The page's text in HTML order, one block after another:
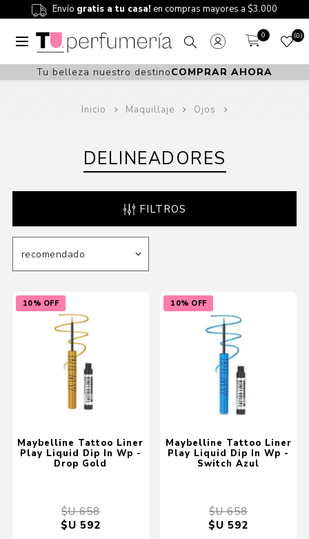
Envío gratis a tu casa! en compras mayores a $3.000
0 0
Tu belleza nuestro destinoCOMPRAR AHORA
Inicio Maquillaje Ojos
DELINEADORES
FILTROS
10% OFF
Maybelline Tattoo Liner
Play Liquid Dip In Wp -
Drop Gold
$U 658
$U 592
10% OFF
Maybelline Tattoo Liner
Play Liquid Dip In Wp -
Switch Azul
$U 658
$U 592